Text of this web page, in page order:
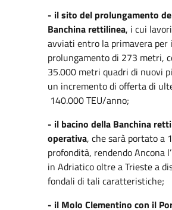
- il sito del prolungamento
Banchina rettilinea, i cui
avviati entro la primavera per
prolungamento di 273 metri,
35.000 metri quadri di nuovi
un incremento di offerta di
140.000 TEU/anno;
- il bacino della Banchina
operativa, che sarà portato a
profondità, rendendo Ancona
in Adriatico oltre a Trieste a
fondali di tali caratteristiche;
- il Molo Clementino con il